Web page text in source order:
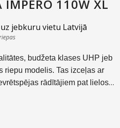
110W XL
uz jebkuru vietu Latvijā
budžeta klases UHP jeb
riepu modelis. Tas izceļas ar
rādītājiem pat lielos
apvidus automašīnām jeb